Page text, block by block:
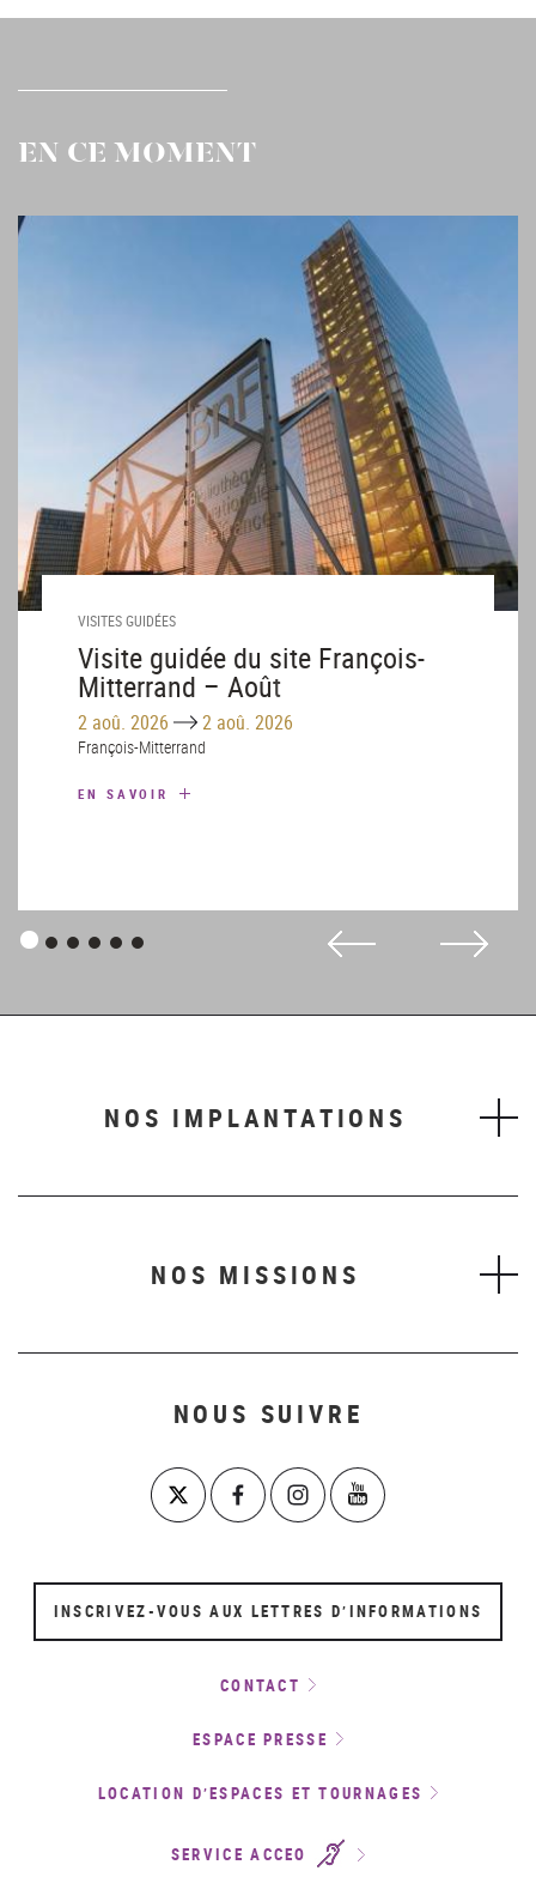
EN CE MOMENT
VISITES GUIDÉES
Visite guidée du site François-
Mitterrand – Août
2 aoû. 2026 Until2 aoû. 2026
François-Mitterrand
EN SAVOIR
Panneau
Panneau
Panneau
Panneau
Panneau
Panneau
NOS IMPLANTATIONS
NOS MISSIONS
NOUS SUIVRE
INSCRIVEZ-VOUS AUX LETTRES D’INFORMATIONS
CONTACT
ESPACE PRESSE
LOCATION D’ESPACES ET TOURNAGES
SERVICE ACCEO